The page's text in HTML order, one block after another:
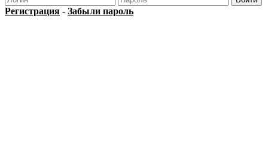
Регистрация - Забыли пароль